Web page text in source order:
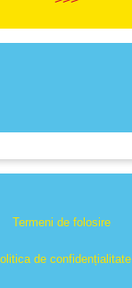
Termeni de folosire
de confidențialitate